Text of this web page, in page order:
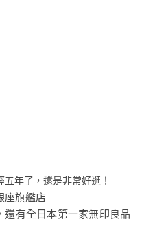
年了，還是非常好逛！
座旗艦店
還有全日本第一家無印良品